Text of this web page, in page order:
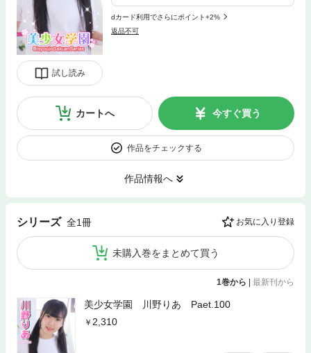
試し読み
dカード利用でさらにポイント+2%
返品不可
カートへ 今すぐ買う
作品をチェックする
作品情報へ
シリーズ 全1冊 お気に入り登録
未購入巻をまとめて買う
1巻から 最新刊から
美少女学園 川野りあ Paet.100
2,310